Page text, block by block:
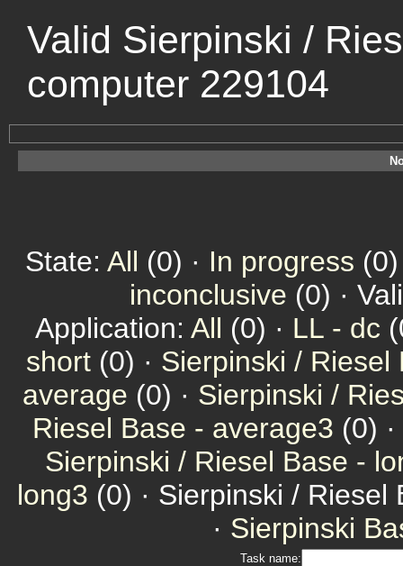
Valid Sierpinski /
computer 229104
State: All (0) · In progress
inconclusive (0) ·
Application: All (0) · LL - dc
short (0) · Sierpinski / Riesel
average (0) · Sierpinski /
Riesel Base - average3 (0) ·
Sierpinski / Riesel Base -
long3 (0) · Sierpinski /
· Sierpinski
Task name: